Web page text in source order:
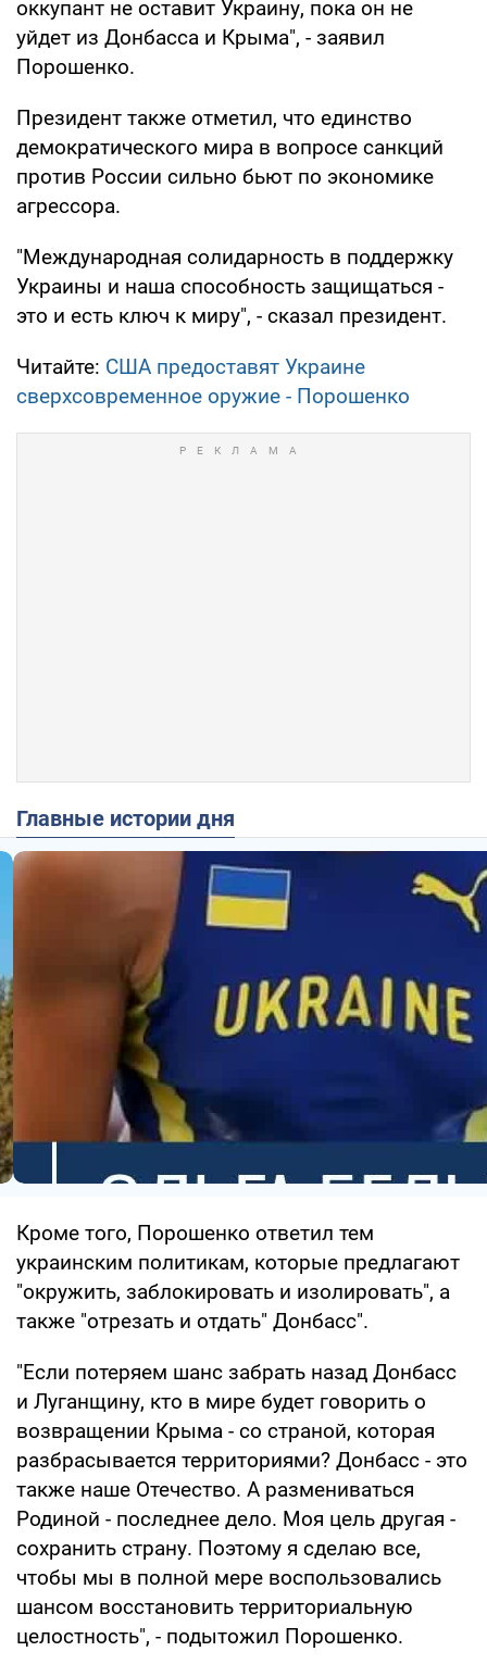
оккупант не оставит Украину, пока он не
уйдет из Донбасса и Крыма", - заявил
Порошенко.
Президент также отметил, что единство
демократического мира в вопросе санкций
против России сильно бьют по экономике
агрессора.
"Международная солидарность в поддержку
Украины и наша способность защищаться -
это и есть ключ к миру", - сказал президент.
Читайте: США предоставят Украине
сверхсовременное оружие - Порошенко
Главные истории дня
Кроме того, Порошенко ответил тем
украинским политикам, которые предлагают
"окружить, заблокировать и изолировать", а
также "отрезать и отдать" Донбасс".
"Если потеряем шанс забрать назад Донбасс
и Луганщину, кто в мире будет говорить о
возвращении Крыма - со страной, которая
разбрасывается территориями? Донбасс - это
также наше Отечество. А размениваться
Родиной - последнее дело. Моя цель другая -
сохранить страну. Поэтому я сделаю все,
чтобы мы в полной мере воспользовались
шансом восстановить территориальную
целостность", - подытожил Порошенко.